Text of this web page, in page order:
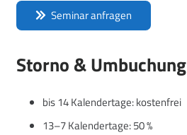
Seminar anfragen
Storno & Umbuchung
bis 14 Kalendertage: kostenfrei
13–7 Kalendertage: 50 %